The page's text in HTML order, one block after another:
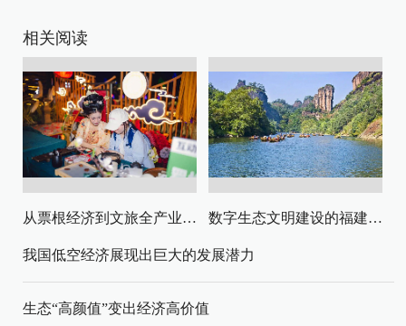
相关阅读
从票根经济到文旅全产业链升级 数字生态文明建设的福建路径与启示
我国低空经济展现出巨大的发展潜力
生态“高颜值”变出经济高价值